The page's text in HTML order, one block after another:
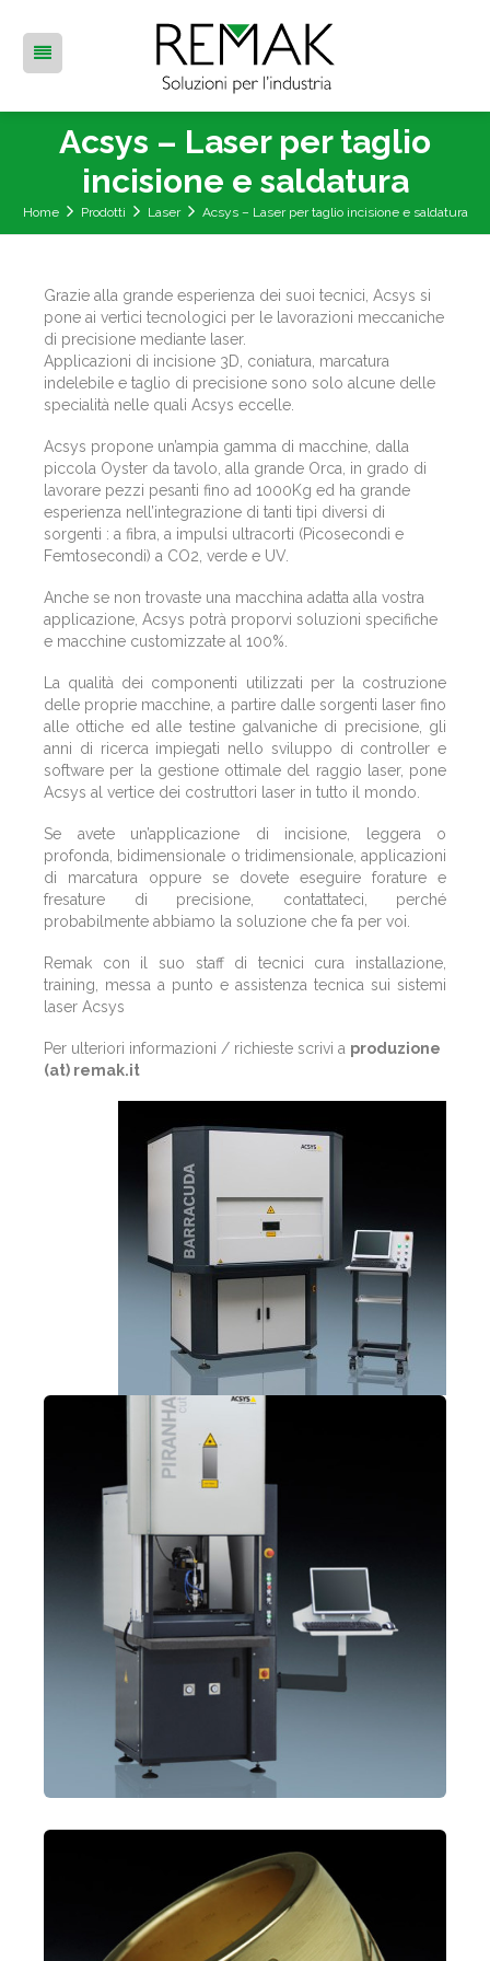
Acsys – Laser per taglio
incisione e saldatura
Home Prodotti Laser Acsys – Laser per taglio incisione e saldatura
Grazie alla grande esperienza dei suoi tecnici, Acsys si
pone ai vertici tecnologici per le lavorazioni meccaniche
di precisione mediante laser.
Applicazioni di incisione 3D, coniatura, marcatura
indelebile e taglio di precisione sono solo alcune delle
specialità nelle quali Acsys eccelle.
Acsys propone un’ampia gamma di macchine, dalla
piccola Oyster da tavolo, alla grande Orca, in grado di
lavorare pezzi pesanti fino ad 1000Kg ed ha grande
esperienza nell’integrazione di tanti tipi diversi di
sorgenti : a fibra, a impulsi ultracorti (Picosecondi e
Femtosecondi) a CO2, verde e UV.
Anche se non trovaste una macchina adatta alla vostra
applicazione, Acsys potrà proporvi soluzioni specifiche
e macchine customizzate al 100%.
La qualità dei componenti utilizzati per la costruzione
delle proprie macchine, a partire dalle sorgenti laser fino
alle ottiche ed alle testine galvaniche di precisione, gli
anni di ricerca impiegati nello sviluppo di controller e
software per la gestione ottimale del raggio laser, pone
Acsys al vertice dei costruttori laser in tutto il mondo.
Se avete un’applicazione di incisione, leggera o
profonda, bidimensionale o tridimensionale, applicazioni
di marcatura oppure se dovete eseguire forature e
fresature di precisione, contattateci, perché
probabilmente abbiamo la soluzione che fa per voi.
Remak con il suo staff di tecnici cura installazione,
training, messa a punto e assistenza tecnica sui sistemi
laser Acsys
Per ulteriori informazioni / richieste scrivi a produzione
(at) remak.it